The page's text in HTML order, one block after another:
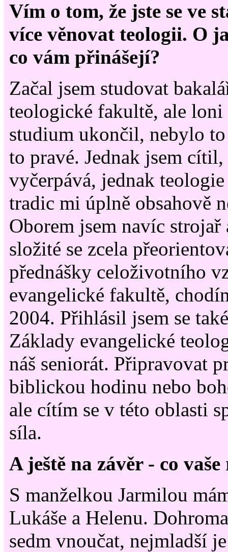
Vím o tom, že jste se ve
více věnovat teologii. O
co vám přinášejí?
Začal jsem studovat
teologické fakultě, ale loni
studium ukončil, nebylo
to pravé. Jednak jsem
vyčerpává, jednak
tradic mi úplně obsahově
Oborem jsem navíc strojař
složité se zcela
přednášky celoživotního
evangelické fakultě,
2004. Přihlásil jsem se
Základy evangelické
náš seniorát. Připravovat
biblickou hodinu nebo
ale cítím se v této oblasti
síla.
A ještě na závěr - co
S manželkou Jarmilou
Lukáše a Helenu.
sedm vnoučat, nejmladší